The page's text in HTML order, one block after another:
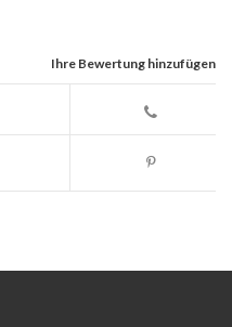
Ihre Bewertung hinzufügen